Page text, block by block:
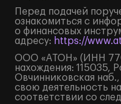
Перед подачей
ознакомиться с
о финансовых
адресу: https://
ООО «АТОН» (ИНН
нахождения: 115035,
Овчинниковская
свою деятельность
соответствии со